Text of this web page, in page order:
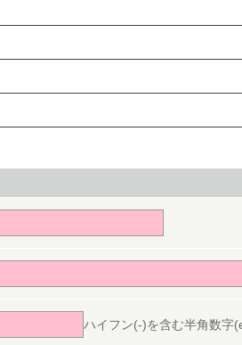
ハイフン(-)を含む半角数字